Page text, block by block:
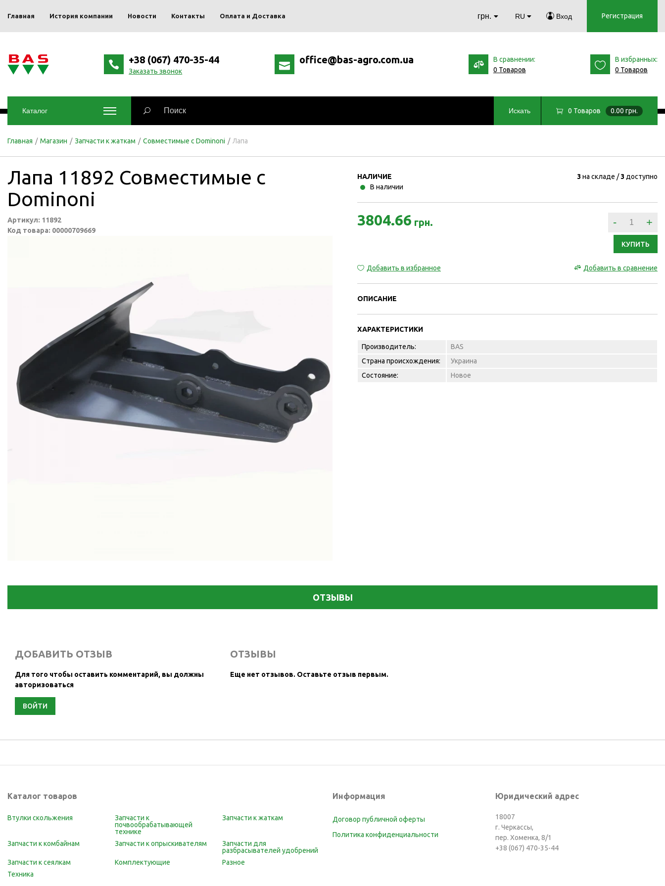
Главная История компании Новости Контакты Оплата и Доставка грн. RU Вход Регистрация
+38 (067) 470-35-44
Заказать звонок
office@bas-agro.com.ua
В сравнении:
0 Товаров
В избранных:
0 Товаров
Каталог Искать 0 Товаров 0.00 грн.
Главная / Магазин / Запчасти к жаткам / Совместимые с Dominoni / Лапа
Лапа 11892 Совместимые с
Dominoni
Артикул: 11892
Код товара: 00000709669
НАЛИЧИЕ
В наличии
3 на складе 3 доступно
3804.66 грн. - +
КУПИТЬ
Добавить в избранное Добавить в сравнение
ОПИСАНИЕ
ХАРАКТЕРИСТИКИ
Производитель:
BAS
Страна происхождения:
Украина
Состояние:
Новое
ОТЗЫВЫ
ДОБАВИТЬ ОТЗЫВ
Для того чтобы оставить комментарий, вы должны
авторизоваться
ВОЙТИ
ОТЗЫВЫ
Еще нет отзывов. Оставьте отзыв первым.
Каталог товаров
Втулки скольжения
Запчасти к
почвообрабатывающей
технике
Запчасти к жаткам
Запчасти к комбайнам Запчасти к опрыскивателям
Запчасти для
разбрасывателей удобрений
Запчасти к сеялкам
Комплектующие
Разное
Техника
Информация
Договор публичной оферты
Политика конфиденциальности
Юридический адрес
18007
г. Черкассы,
пер. Хоменка, 8/1
+38 (067) 470-35-44